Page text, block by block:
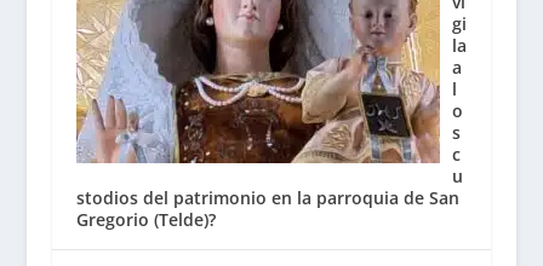
gi
la
a
l
o
s
c
u
stodios del patrimonio en la parroquia de San
Gregorio (Telde)?